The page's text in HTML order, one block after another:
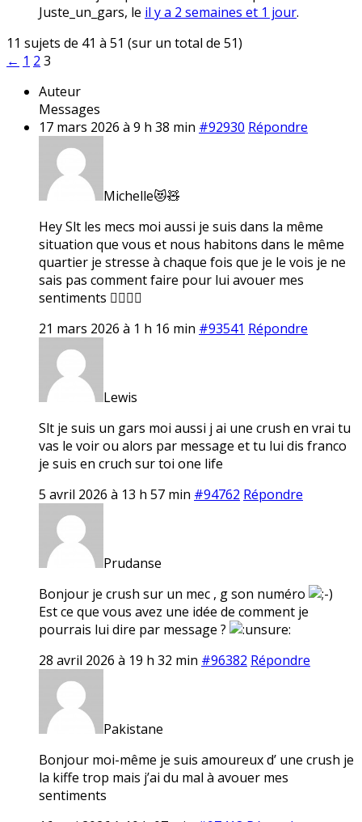
Juste_un_gars, le il y a 2 semaines et 1 jour.
11 sujets de 41 à 51 (sur un total de 51)
← 1 2 3
Auteur
Messages
17 mars 2026 à 9 h 38 min #92930 Répondre
Michelle😻🧸
Hey Slt les mecs moi aussi je suis dans la même
situation que vous et nous habitons dans le même
quartier je stresse à chaque fois que je le vois je ne
sais pas comment faire pour lui avouer mes
sentiments 🤷‍♀️🤷‍♀️
21 mars 2026 à 1 h 16 min #93541 Répondre
Lewis
Slt je suis un gars moi aussi j ai une crush en vrai tu
vas le voir ou alors par message et tu lui dis franco
je suis en cruch sur toi one life
5 avril 2026 à 13 h 57 min #94762 Répondre
Prudanse
Bonjour je crush sur un mec , g son numéro
Est ce que vous avez une idée de comment je
pourrais lui dire par message ?
28 avril 2026 à 19 h 32 min #96382 Répondre
Pakistane
Bonjour moi-même je suis amoureux d’ une crush je
la kiffe trop mais j’ai du mal à avouer mes
sentiments